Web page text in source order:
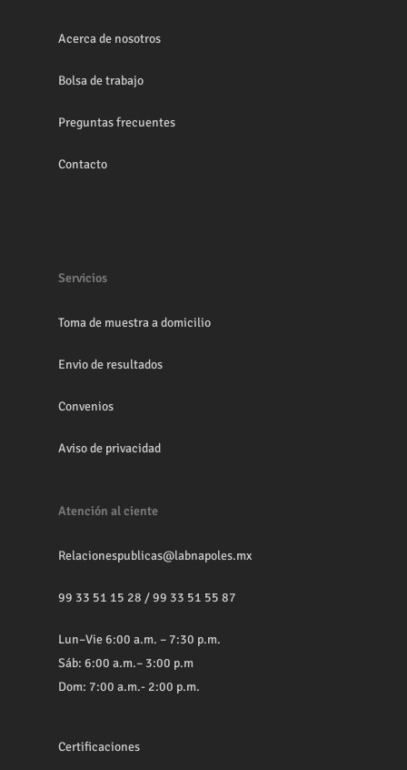
Acerca de nosotros
Bolsa de trabajo
Preguntas frecuentes
Contacto
Servicios
Toma de muestra a domicilio
Envio de resultados
Convenios
Aviso de privacidad
Atención al ciente
Relacionespublicas@labnapoles.mx
99 33 51 15 28 /99 33 51 55 87
Lun–Vie 6:00 a.m. – 7:30 p.m.
Sáb: 6:00 a.m.– 3:00 p.m
Dom: 7:00 a.m.- 2:00 p.m.
Certificaciones